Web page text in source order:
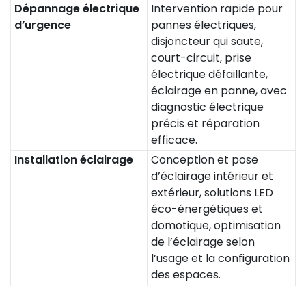
Dépannage électrique
d’urgence
Intervention rapide pour
pannes électriques,
disjoncteur qui saute,
court-circuit, prise
électrique défaillante,
éclairage en panne, avec
diagnostic électrique
précis et réparation
efficace.
Installation éclairage
Conception et pose
d’éclairage intérieur et
extérieur, solutions LED
éco-énergétiques et
domotique, optimisation
de l’éclairage selon
l’usage et la configuration
des espaces.